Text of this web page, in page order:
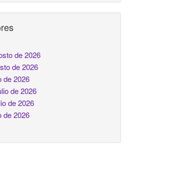
de 2026
de 2026
de 2026
de 2026
de 2026
de 2026